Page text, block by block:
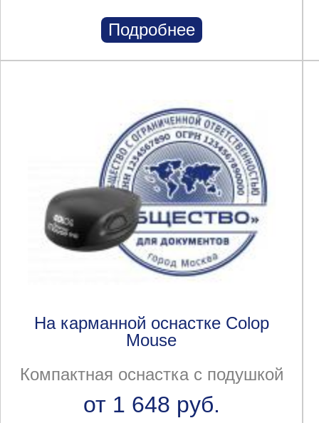
Подробнее
На карманной оснастке Colop
Mouse
Компактная оснастка с подушкой
от 1 648 руб.